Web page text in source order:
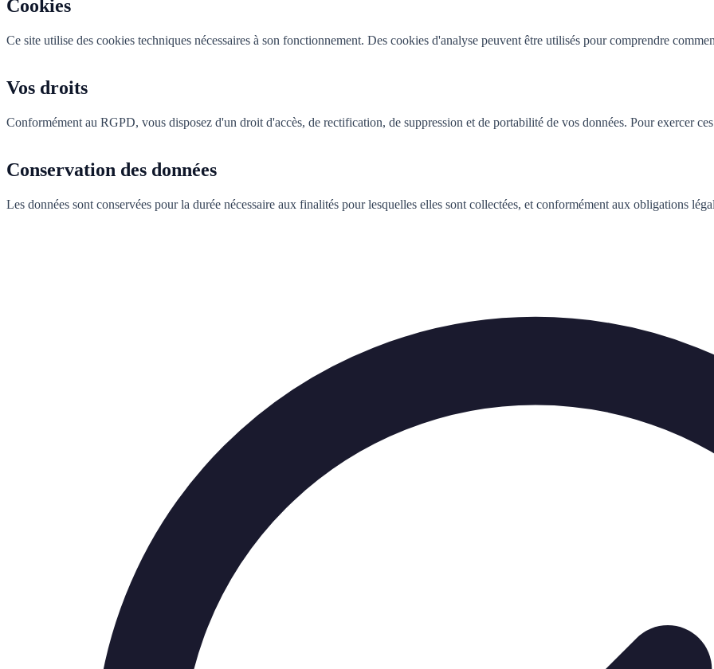
Cookies
Ce site utilise des cookies techniques nécessaires à son fonctionnement. Des cookies d'analyse peuvent être utilisés pour comprendre
Vos droits
Conformément au RGPD, vous disposez d'un droit d'accès, de rectification, de suppression et de portabilité de vos données. Pour exercer
Conservation des données
Les données sont conservées pour la durée nécessaire aux finalités pour lesquelles elles sont collectées, et conformément aux obligations